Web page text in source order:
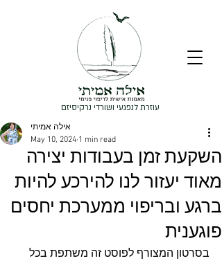
עוזרת לנפגעי ושורדי נרקיסיזם
השקעת זמן בעבודות יצירה
מאוד יעזור לנו להירכע להיות
ברגע ובריפוי ממערכת יחסים
פוגענית
אילה אמיתי
May 10, 2024 1 min read
בסרטון המצורף לפוסט זה משתפת בכל